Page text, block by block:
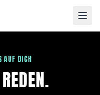
AUF DICH